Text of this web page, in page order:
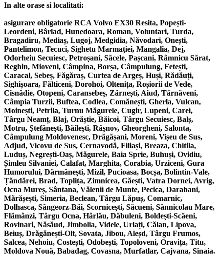
In alte orase si localitati:
asigurare obligatorie RCA Volvo EX30 Resita, Popești-
Leordeni, Bârlad, Hunedoara, Roman, Voluntari, Turda,
Bragadiru, Mediaș, Lugoj, Medgidia, Năvodari, Onești,
Pantelimon, Tecuci, Sighetu Marmației, Mangalia, Dej,
Odorheiu Secuiesc, Petroșani, Săcele, Pașcani, Râmnicu Sărat,
Reghin, Mioveni, Câmpina, Borșa, Câmpulung, Fetești,
Caracal, Sebeș, Făgăraș, Curtea de Argeș, Huși, Rădăuți,
Sighișoara, Fălticeni, Dorohoi, Oltenița, Roșiorii de Vede,
Cisnădie, Otopeni, Caransebeș, Zărnești, Aiud, Târnăveni,
Câmpia Turzii, Buftea, Codlea, Comănești, Gherla, Vulcan,
Moinești, Petrila, Turnu Măgurele, Cugir, Lupeni, Carei,
Târgu Neamț, Blaj, Orăștie, Băicoi, Târgu Secuiesc, Balș,
Motru, Ștefănești, Băilești, Râșnov, Gheorgheni, Salonta,
Câmpulung Moldovenesc, Drăgășani, Moreni, Vișeu de Sus,
Adjud, Vicovu de Sus, Cernavodă, Filiași, Breaza, Chitila,
Luduș, Negrești-Oaș, Măgurele, Baia Sprie, Buhuși, Ovidiu,
Șimleu Silvaniei, Calafat, Marghita, Corabia, Urziceni, Gura
Humorului, Dărmănești, Mizil, Pucioasa, Bocșa, Bolintin-Vale,
Țăndărei, Brad, Toplița, Zimnicea, Găești, Vatra Dornei, Avrig,
Ocna Mureș, Sântana, Vălenii de Munte, Pecica, Darabani,
Mărășești, Simeria, Beclean, Târgu Lăpuș, Comarnic,
Dolhasca, Sângeorz-Băi, Scornicești, Săcueni, Sânnicolau Mare,
Flămânzi, Târgu Ocna, Hârlău, Dăbuleni, Boldești-Scăeni,
Rovinari, Năsăud, Jimbolia, Videle, Urlați, Călan, Lipova,
Beiuș, Drăgănești-Olt, Sovata, Jibou, Aleșd, Târgu Frumos,
Salcea, Nehoiu, Costești, Odobești, Topoloveni, Oravița, Titu,
Moldova Nouă, Babadag, Covasna, Murfatlar, Cajvana, Sinaia.